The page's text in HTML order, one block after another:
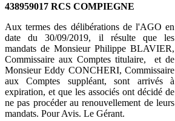
438959017 RCS COMPIEGNE
Aux termes des délibérations de l'AGO en
date du 30/09/2019, il résulte que les
mandats de Monsieur Philippe BLAVIER,
Commissaire aux Comptes titulaire, et de
Monsieur Eddy CONCHERI, Commissaire
aux Comptes suppléant, sont arrivés à
expiration, et que les associés ont décidé de
ne pas procéder au renouvellement de leurs
mandats. Pour Avis. Le Gérant.